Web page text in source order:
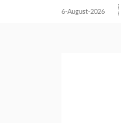
6-August-2026